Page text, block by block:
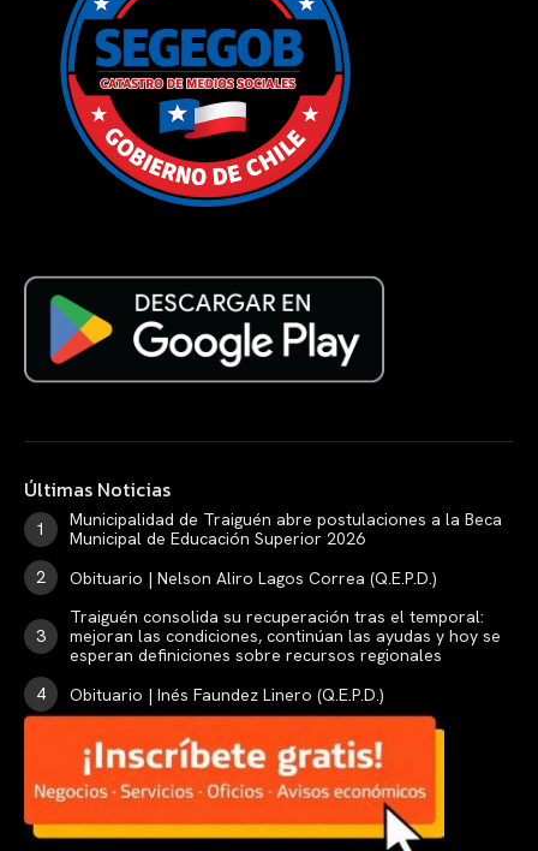
Últimas Noticias
Municipalidad de Traiguén abre postulaciones a la Beca
Municipal de Educación Superior 2026
Obituario | Nelson Aliro Lagos Correa (Q.E.P.D.)
Traiguén consolida su recuperación tras el temporal:
mejoran las condiciones, continúan las ayudas y hoy se
esperan definiciones sobre recursos regionales
Obituario | Inés Faundez Linero (Q.E.P.D.)